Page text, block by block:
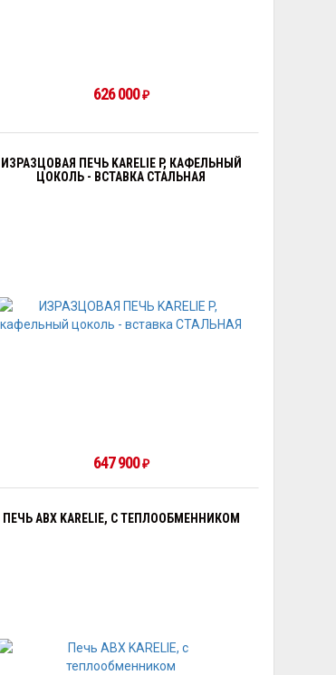
626 000₽
ИЗРАЗЦОВАЯ ПЕЧЬ KARELIE P, КАФЕЛЬНЫЙ
ЦОКОЛЬ - ВСТАВКА СТАЛЬНАЯ
647 900₽
ПЕЧЬ ABX KARELIE, С ТЕПЛООБМЕННИКОМ